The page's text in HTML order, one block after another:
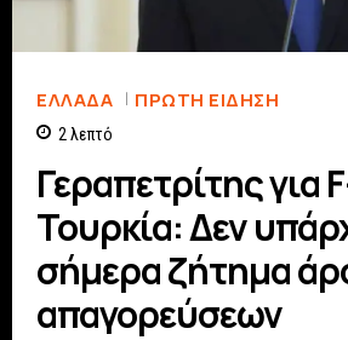
ΕΛΛΆΔΑ ΠΡΏΤΗ ΕΊΔΗΣΗ
2 λεπτό
Γεραπετρίτης για
Τουρκία: Δεν
σήμερα ζήτημα
απαγορεύσεων